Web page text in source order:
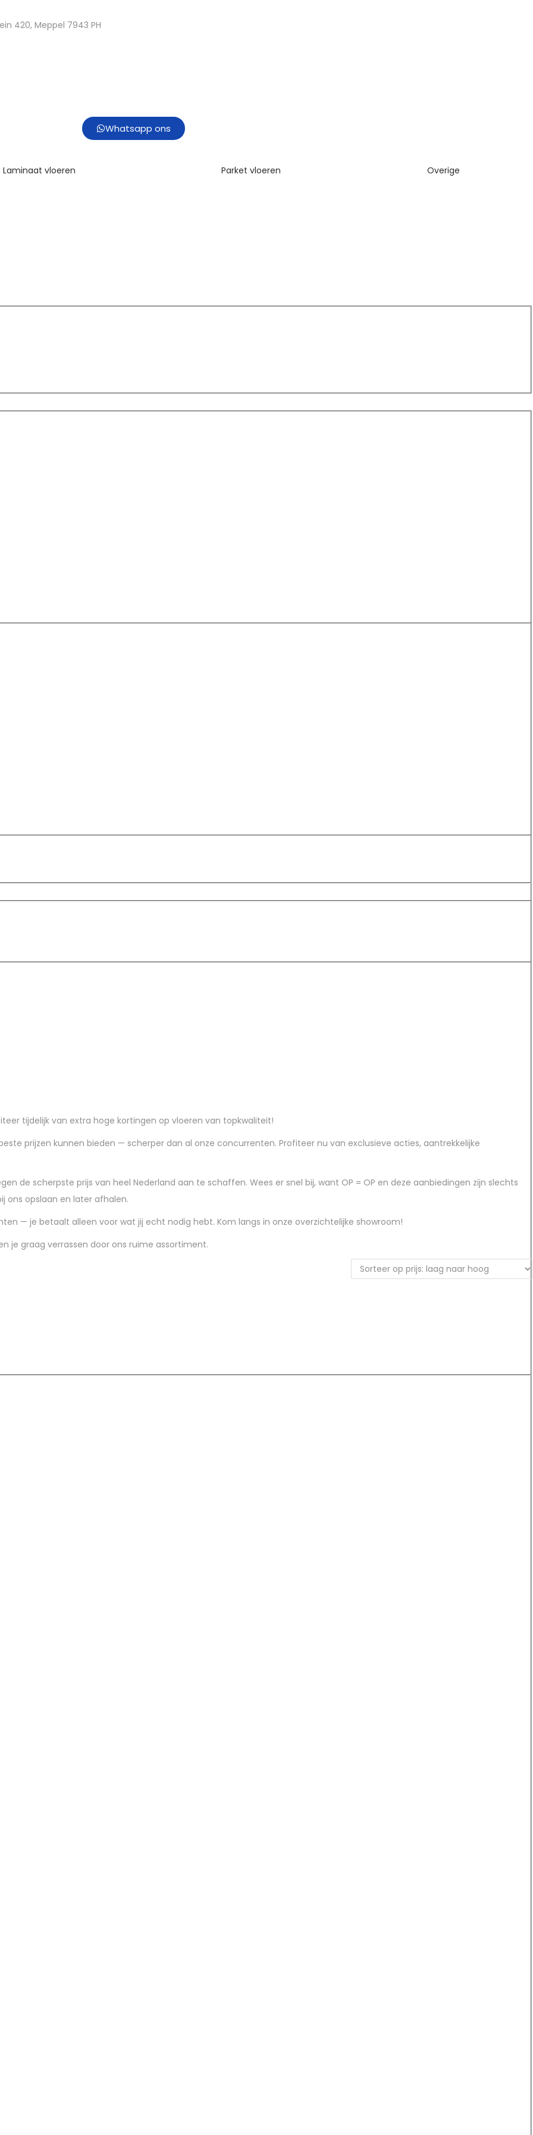
420, Meppel 7943 PH
Whatsapp ons
Laminaat vloeren Parket vloeren Overige
tijdelijk van extra hoge kortingen op vloeren van topkwaliteit!
prijzen kunnen bieden — scherper dan al onze concurrenten. Profiteer nu van exclusieve acties, aantrekkelijke
de scherpste prijs van heel Nederland aan te schaffen. Wees er snel bij, want OP = OP en deze aanbiedingen zijn slechts
ons opslaan en later afhalen.
— je betaalt alleen voor wat jij echt nodig hebt. Kom langs in onze overzichtelijke showroom!
je graag verrassen door ons ruime assortiment.